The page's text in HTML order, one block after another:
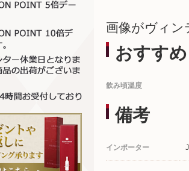
画像がヴィン
おすすめ
飲み頃温度
備考
インポーター